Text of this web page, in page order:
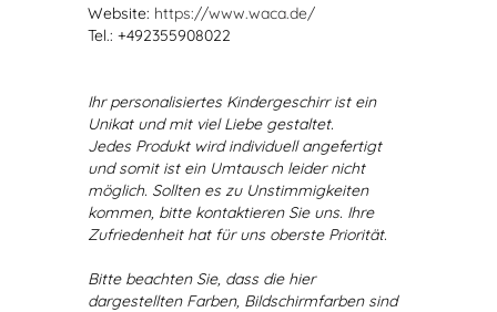
Website: https://www.waca.de/
Tel.: +492355908022
Ihr personalisiertes Kindergeschirr ist ein
Unikat und mit viel Liebe gestaltet.
Jedes Produkt wird individuell angefertigt
und somit ist ein Umtausch leider nicht
möglich. Sollten es zu Unstimmigkeiten
kommen, bitte kontaktieren Sie uns. Ihre
Zufriedenheit hat für uns oberste Priorität.
Bitte beachten Sie, dass die hier
dargestellten Farben, Bildschirmfarben sind